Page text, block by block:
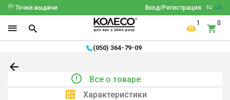
ru ua
Вход/Регистрация
Точки выдачи
1 0
(050) 364-79-09
Все о товаре
Характеристики